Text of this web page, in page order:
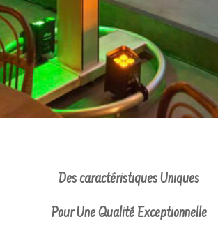
Des caractéristiques Uniques
Pour Une Qualité Exceptionnelle